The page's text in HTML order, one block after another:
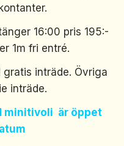
16:00 pris 195:-
1m fri entré.
gratis inträde. Övriga
inträde.
minitivoli är öppet